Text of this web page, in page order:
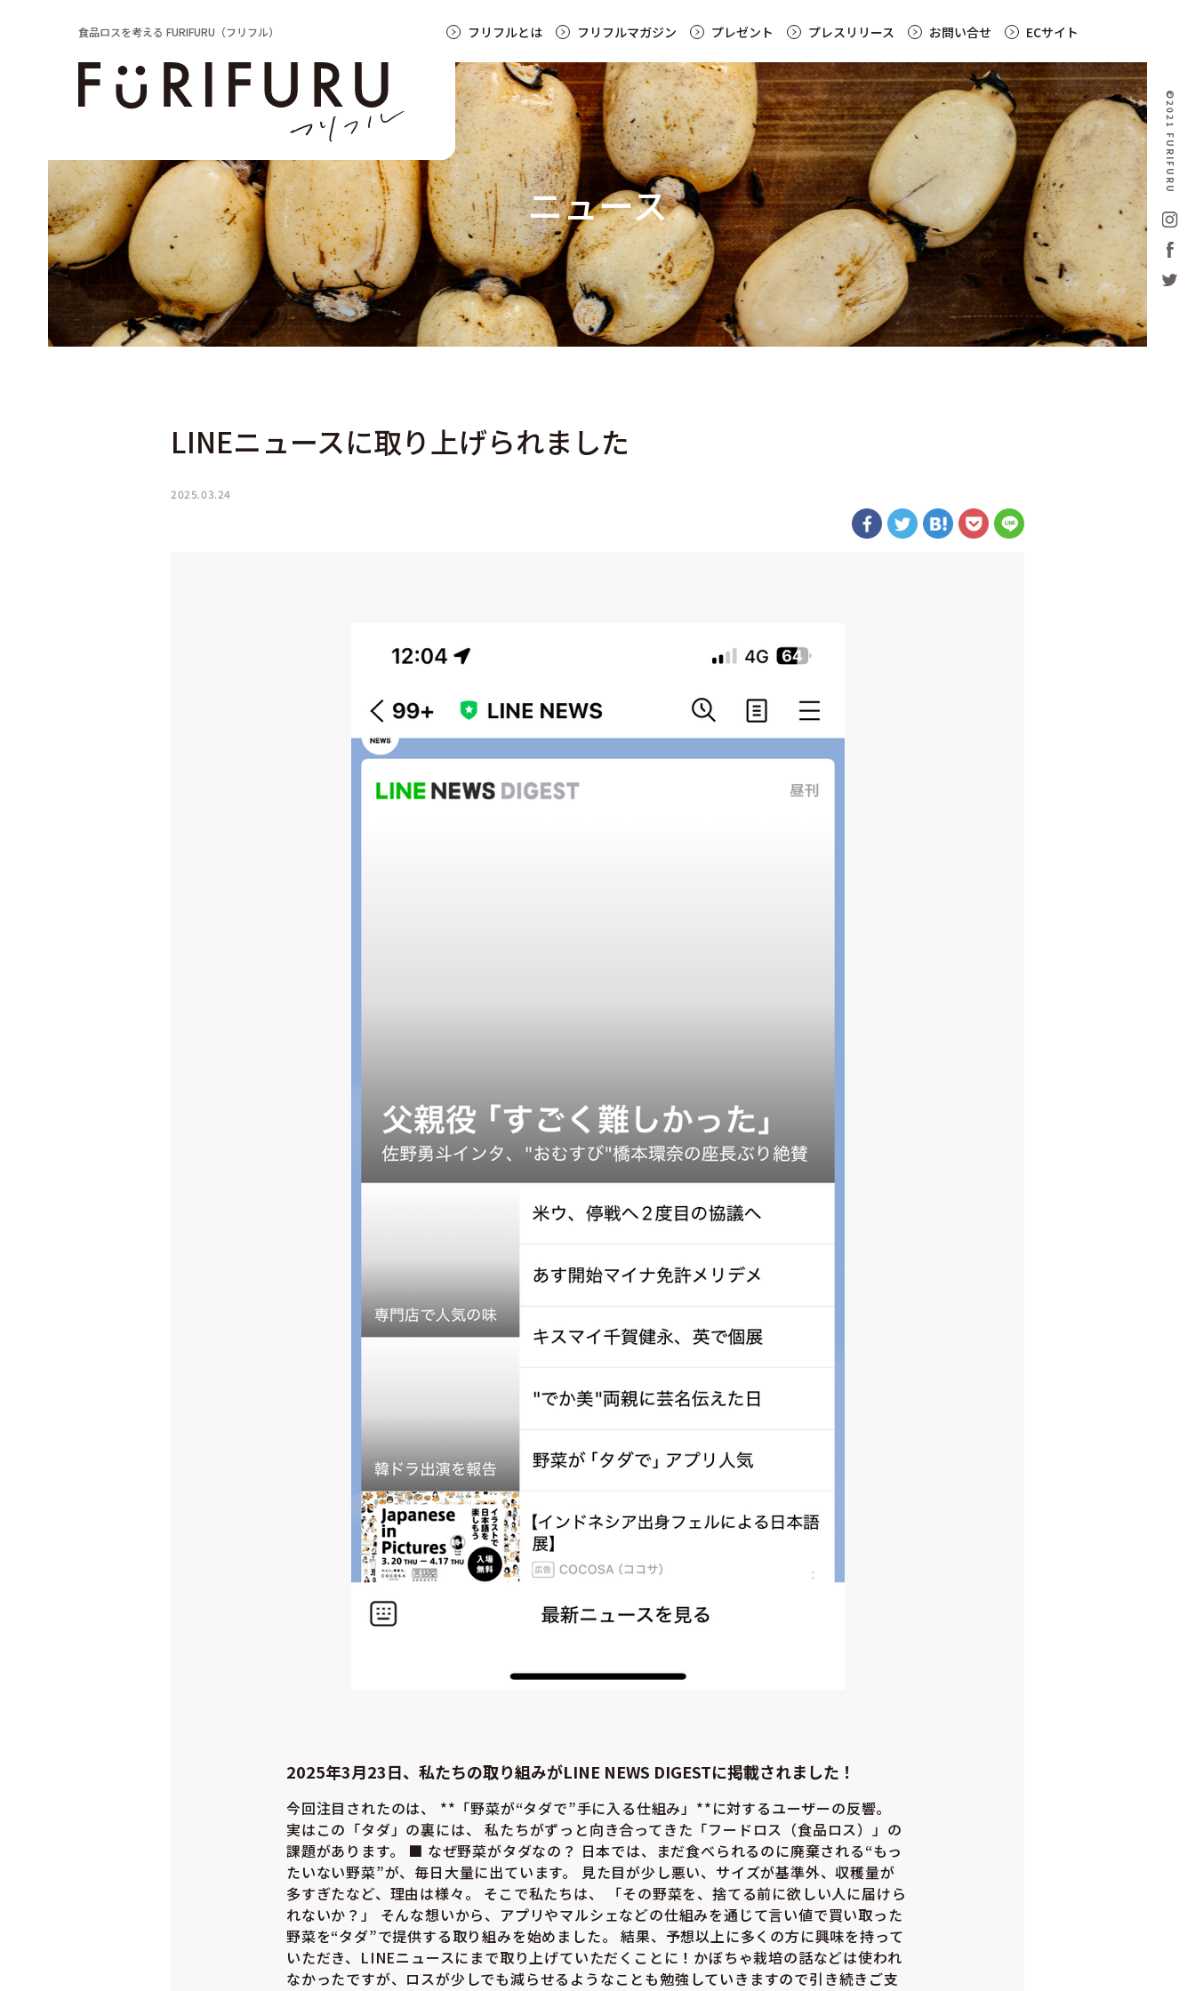
食品ロスを考える FURIFURU（フリフル） フリフルとは フリフルマガジン プレゼント プレスリリース お問い合せ ECサイト
ニュース
©2021 FURIFURU
LINEニュースに取り上げられました
2025.03.24
2025年3月23日、私たちの取り組みがLINE NEWS DIGESTに掲載されました！
今回注目されたのは、 **「野菜が“タダで”手に入る仕組み」**に対するユーザーの反響。
実はこの「タダ」の裏には、 私たちがずっと向き合ってきた「フードロス（食品ロス）」の
課題があります。 ■ なぜ野菜がタダなの？ 日本では、まだ食べられるのに廃棄される“もっ
たいない野菜”が、毎日大量に出ています。 見た目が少し悪い、サイズが基準外、収穫量が
多すぎたなど、理由は様々。 そこで私たちは、 「その野菜を、捨てる前に欲しい人に届けら
れないか？」 そんな想いから、アプリやマルシェなどの仕組みを通じて言い値で買い取った
野菜を“タダ”で提供する取り組みを始めました。 結果、予想以上に多くの方に興味を持って
いただき、LINEニュースにまで取り上げていただくことに！かぼちゃ栽培の話などは使われ
なかったですが、ロスが少しでも減らせるようなことも勉強していきますので引き続きご支